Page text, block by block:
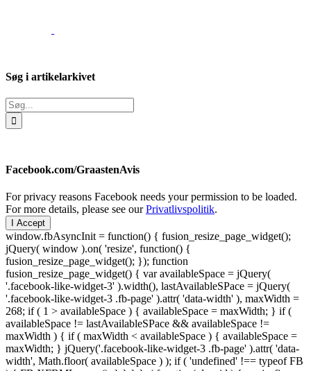
Søg i artikelarkivet
Søg
efter:
Facebook.com/GraastenAvis
For privacy reasons Facebook needs your permission to be loaded.
For more details, please see ourPrivatlivspolitik.
I Accept
window.fbAsyncInit = function() { fusion_resize_page_widget();
jQuery( window ).on( 'resize', function() {
fusion_resize_page_widget(); }); function
fusion_resize_page_widget() { var availableSpace = jQuery(
'.facebook-like-widget-3' ).width(), lastAvailableSPace = jQuery(
'.facebook-like-widget-3 .fb-page' ).attr( 'data-width' ), maxWidth =
268; if ( 1 > availableSpace ) { availableSpace = maxWidth; } if (
availableSpace != lastAvailableSPace && availableSpace !=
maxWidth ) { if ( maxWidth < availableSpace ) { availableSpace =
maxWidth; } jQuery('.facebook-like-widget-3 .fb-page' ).attr( 'data-
width', Math.floor( availableSpace ) ); if ( 'undefined' !== typeof FB